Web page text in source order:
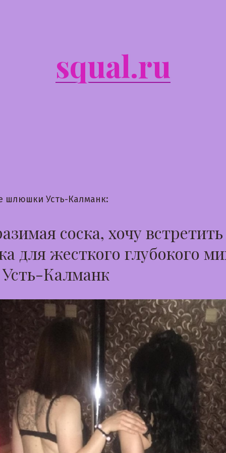
squal.ru
шлюшки Усть-Калманк:
соска, хочу встретить
для жесткого глубокого
Усть-Калманк